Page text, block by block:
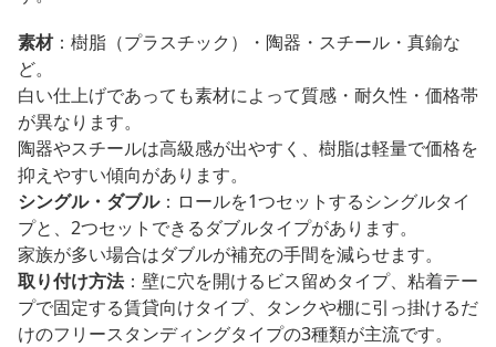
素材：樹脂（プラスチック）・陶器・スチール・真鍮な
ど。
白い仕上げであっても素材によって質感・耐久性・価格帯
が異なります。
陶器やスチールは高級感が出やすく、樹脂は軽量で価格を
抑えやすい傾向があります。
シングル・ダブル：ロールを1つセットするシングルタイ
プと、2つセットできるダブルタイプがあります。
家族が多い場合はダブルが補充の手間を減らせます。
取り付け方法：壁に穴を開けるビス留めタイプ、粘着テー
プで固定する賃貸向けタイプ、タンクや棚に引っ掛けるだ
けのフリースタンディングタイプの3種類が主流です。